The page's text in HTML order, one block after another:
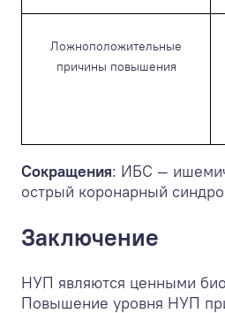
Ложноположительные
причины повышения
Сокращения: ИБС —
острый коронарный
Заключение
НУП являются ценными
Повышение уровня НУП